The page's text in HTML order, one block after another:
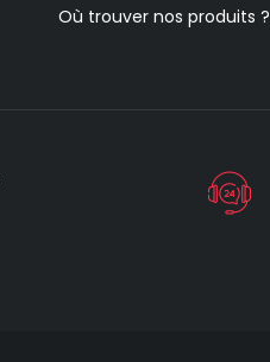
Où trouver nos produits ?